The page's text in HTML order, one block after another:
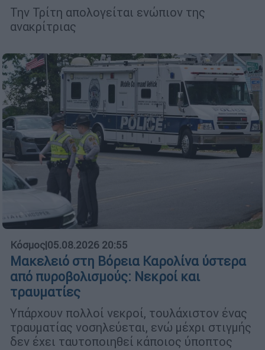
Την Τρίτη απολογείται ενώπιον της
ανακρίτριας
Κόσμος|05.08.2026 20:55
Μακελειό στη Βόρεια Καρολίνα ύστερα
από πυροβολισμούς: Νεκροί και
τραυματίες
Υπάρχουν πολλοί νεκροί, τουλάχιστον ένας
τραυματίας νοσηλεύεται, ενώ μέχρι στιγμής
δεν έχει ταυτοποιηθεί κάποιος ύποπτος